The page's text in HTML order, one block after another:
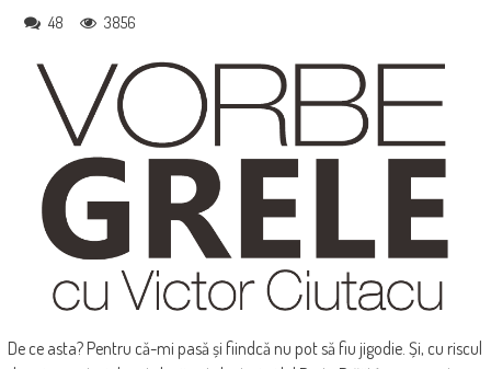
48 3856
De ce asta? Pentru că-mi pasă și fiindcă nu pot să fiu jigodie. Și, cu riscul